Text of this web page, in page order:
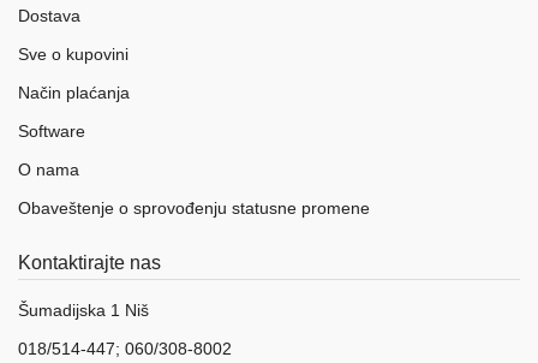
Dostava
Sve o kupovini
Način plaćanja
Software
O nama
Obaveštenje o sprovođenju statusne promene
Kontaktirajte nas
Šumadijska 1 Niš
018/514-447; 060/308-8002